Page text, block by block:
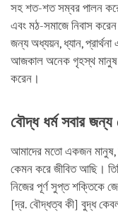
সহ শত-শত সম্বর পালন
এবং মঠ-সমাজে নিবাস
জন্য অধ্যয়ন, ধ্যান, প্রার্থনা
আজকাল অনেক গৃহস্থ মানুষ
করেন।
বৌদ্ধ ধর্ম সবার জন্য
আমাদের মতো একজন মানুষ,
কেমন করে জীবিত আছি।
নিজের পূর্ণ সুপ্ত শক্তিকে
[দ্র. বৌদ্ধত্ব কী] বুদ্ধ